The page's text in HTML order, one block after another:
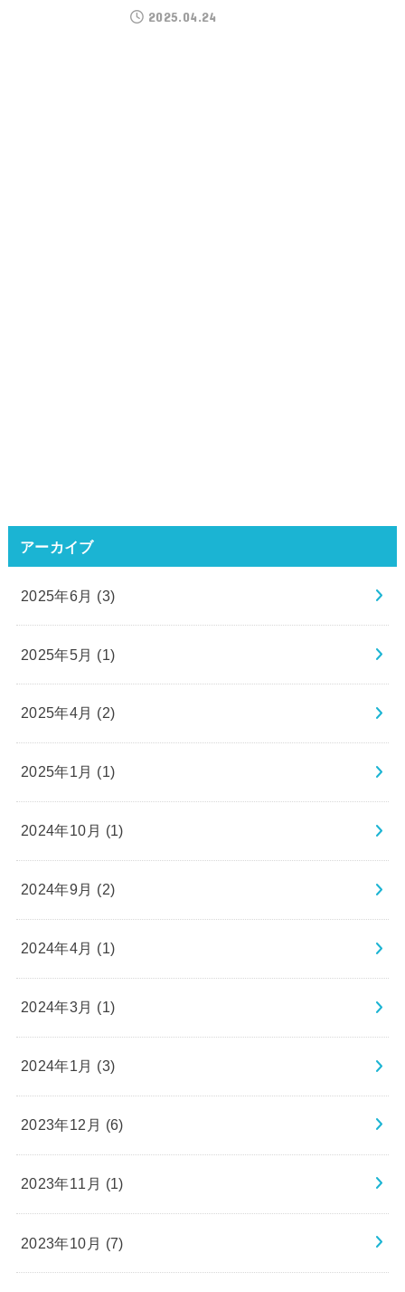
2025.04.24
アーカイブ
2025年6月 (3)
2025年5月 (1)
2025年4月 (2)
2025年1月 (1)
2024年10月 (1)
2024年9月 (2)
2024年4月 (1)
2024年3月 (1)
2024年1月 (3)
2023年12月 (6)
2023年11月 (1)
2023年10月 (7)